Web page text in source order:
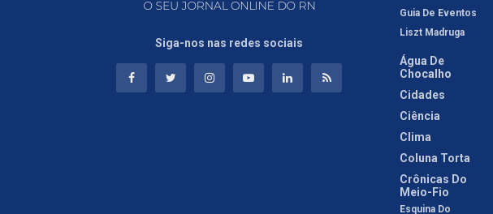
Siga-nos nas redes sociais
Guia De Eventos
Liszt Madruga
Água De
Chocalho
Cidades
Ciência
Clima
Coluna Torta
Crônicas Do
Meio-Fio
Esquina Do